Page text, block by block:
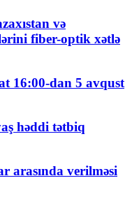
və
fiber-optik xətlə
16:00-dan 5 avqust
həddi tətbiq
arasında verilməsi